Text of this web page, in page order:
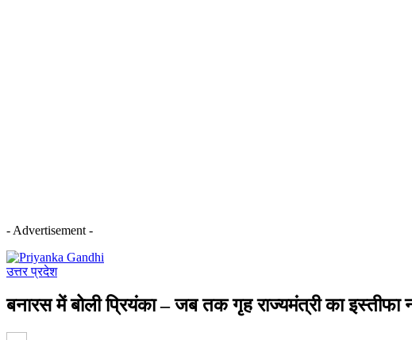
- Advertisement -
उत्तर प्रदेश
बनारस में बोली प्रियंका – जब तक गृह राज्यमंत्री का